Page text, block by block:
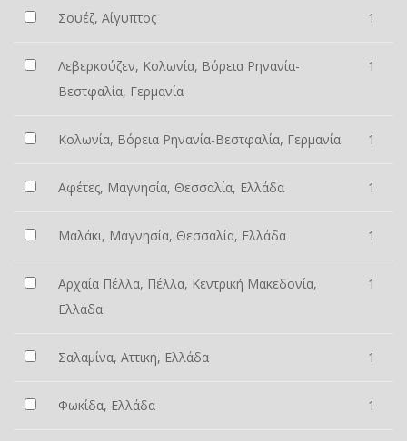
Σουέζ, Αίγυπτος 1
Λεβερκούζεν, Κολωνία, Βόρεια Ρηνανία-
Βεστφαλία, Γερμανία
1
Κολωνία, Βόρεια Ρηνανία-Βεστφαλία, Γερμανία 1
Αφέτες, Μαγνησία, Θεσσαλία, Ελλάδα 1
Μαλάκι, Μαγνησία, Θεσσαλία, Ελλάδα 1
Αρχαία Πέλλα, Πέλλα, Κεντρική Μακεδονία,
Ελλάδα
1
Σαλαμίνα, Αττική, Ελλάδα 1
Φωκίδα, Ελλάδα 1